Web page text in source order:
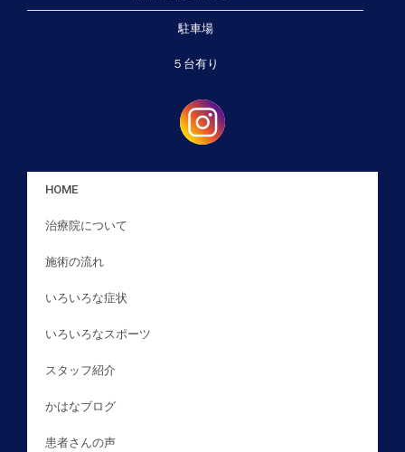
駐車場
５台有り
HOME
治療院について
施術の流れ
いろいろな症状
いろいろなスポーツ
スタッフ紹介
かはなブログ
患者さんの声